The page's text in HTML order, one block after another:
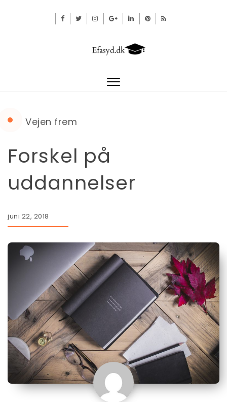
Toggle
Vejen frem
Forskel på
uddannelser
juni 22, 2018